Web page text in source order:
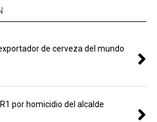
de cerveza del mundo
por homicidio del alcalde